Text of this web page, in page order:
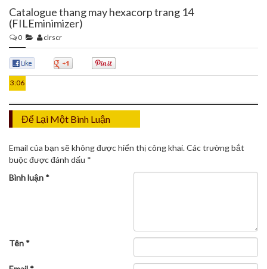
Catalogue thang may hexacorp trang 14
(FILEminimizer)
0
clrscr
TH2
3:06
Để Lại Một Bình Luận
Email của bạn sẽ không được hiển thị công khai.Các trường bắt
buộc được đánh dấu *
Bình luận *
Tên *